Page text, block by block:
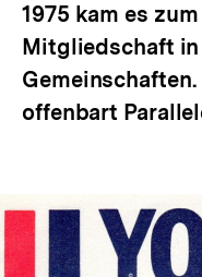
1975 kam es
Mitgliedschaft in
offenbart